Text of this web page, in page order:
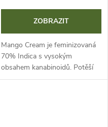
ZOBRAZIT
Mango Cream je feminizovaná
70% Indica s vysokým
obsahem kanabinoidů. Potěší
vás štědrými výnosy až 550